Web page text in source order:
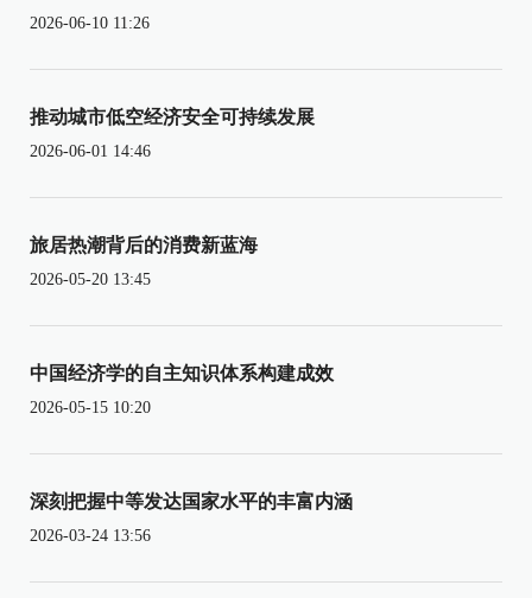
2026-06-10 11:26
推动城市低空经济安全可持续发展
2026-06-01 14:46
旅居热潮背后的消费新蓝海
2026-05-20 13:45
中国经济学的自主知识体系构建成效
2026-05-15 10:20
深刻把握中等发达国家水平的丰富内涵
2026-03-24 13:56